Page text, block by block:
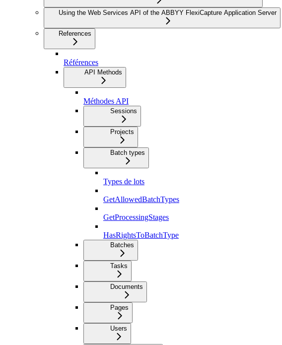
Using the Web Services API of the ABBYY FlexiCapture Application Server
References
Références
API Methods
Méthodes API
Sessions
Projects
Batch types
Types de lots
GetAllowedBatchTypes
GetProcessingStages
HasRightsToBatchType
Batches
Tasks
Documents
Pages
Users